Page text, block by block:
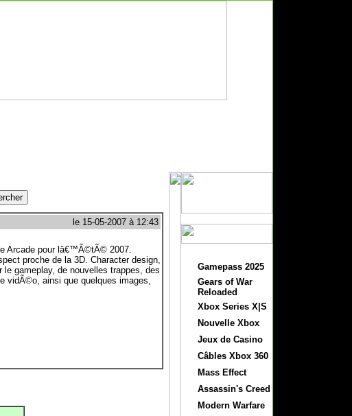
le 15-05-2007 à 12:43
Arcade pour lâ€™Ã©tÃ© 2007.
proche de la 3D. Character design,
gameplay, de nouvelles trappes, des
vidÃ©o, ainsi que quelques images,
Gamepass 2025
Gears of War
Reloaded
Xbox Series X|S
Nouvelle Xbox
Jeux de Casino
Câbles Xbox 360
Mass Effect
Assassin's Creed
Modern Warfare